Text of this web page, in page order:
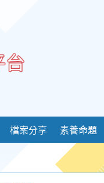
檔案分享 素養命題